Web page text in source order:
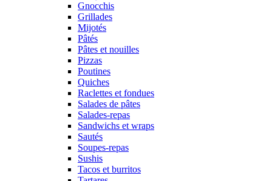
Gnocchis
Grillades
Mijotés
Pâtés
Pâtes et nouilles
Pizzas
Poutines
Quiches
Raclettes et fondues
Salades de pâtes
Salades-repas
Sandwichs et wraps
Sautés
Soupes-repas
Sushis
Tacos et burritos